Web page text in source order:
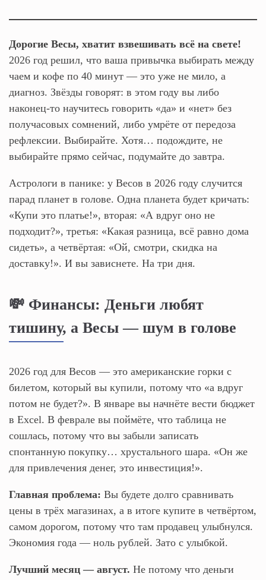
Дорогие Весы, хватит взвешивать всё на свете!
2026 год решил, что ваша привычка выбирать между
чаем и кофе по 40 минут — это уже не мило, а
диагноз. Звёзды говорят: в этом году вы либо
наконец-то научитесь говорить «да» и «нет» без
получасовых сомнений, либо умрёте от передоза
рефлексии. Выбирайте. Хотя… подождите, не
выбирайте прямо сейчас, подумайте до завтра.
Астрологи в панике: у Весов в 2026 году случится
парад планет в голове. Одна планета будет кричать:
«Купи это платье!», вторая: «А вдруг оно не
подходит?», третья: «Какая разница, всё равно дома
сидеть», а четвёртая: «Ой, смотри, скидка на
доставку!». И вы зависнете. На три дня.
💸 Финансы: Деньги любят
тишину, а Весы — шум в голове
2026 год для Весов — это американские горки с
билетом, который вы купили, потому что «а вдруг
потом не будет?». В январе вы начнёте вести бюджет
в Excel. В феврале вы поймёте, что таблица не
сошлась, потому что вы забыли записать
спонтанную покупку… хрустального шара. «Он же
для привлечения денег, это инвестиция!».
Главная проблема: Вы будете долго сравнивать
цены в трёх магазинах, а в итоге купите в четвёртом,
самом дорогом, потому что там продавец улыбнулся.
Экономия года — ноль рублей. Зато с улыбкой.
Лучший месяц — август. Не потому что деньги